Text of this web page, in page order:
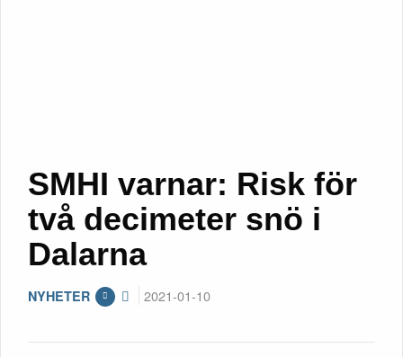
SMHI varnar: Risk för
två decimeter snö i
Dalarna
NYHETER 2021-01-10